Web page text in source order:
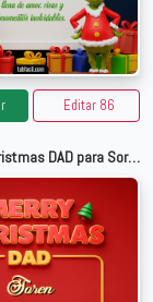
Editar 86
GIF Merry Christmas DAD para Soren